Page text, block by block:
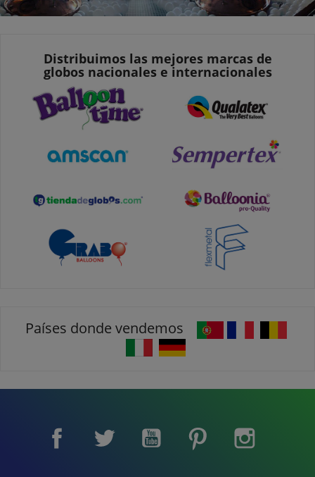
Distribuimos las mejores marcas de
globos nacionales e internacionales
Países donde vendemos
Facebook Twitter YouTube Pinterest